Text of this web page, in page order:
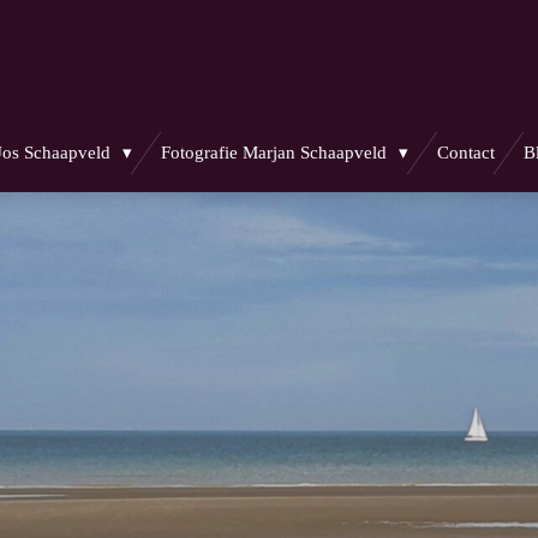
Schaapveld Fotografie Marjan Schaapveld Contact